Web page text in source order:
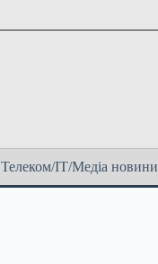
Телеком/ІТ/Медіа новини